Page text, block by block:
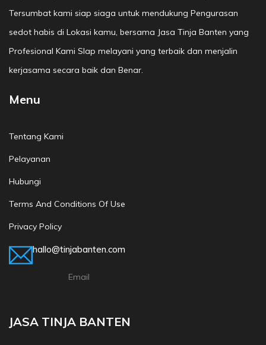
Tersumbat kami siap siaga untuk mendukung Pengurasan
sedot habis di Lokasi kamu, bersama Jasa Tinja Banten yang
Profesional Kami SIap melayani yang terbaik dan menjalin
kerjasama secara baik dan Benar.
Menu
Tentang Kami
Pelayanan
Hubungi
Terms And Conditions Of Use
Privacy Policy
hallo@tinjabanten.com
Email
JASA TINJA BANTEN